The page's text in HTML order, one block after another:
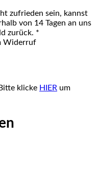
zufrieden sein, kannst
von 14 Tagen an uns
zurück. *
Widerruf
klicke HIER um